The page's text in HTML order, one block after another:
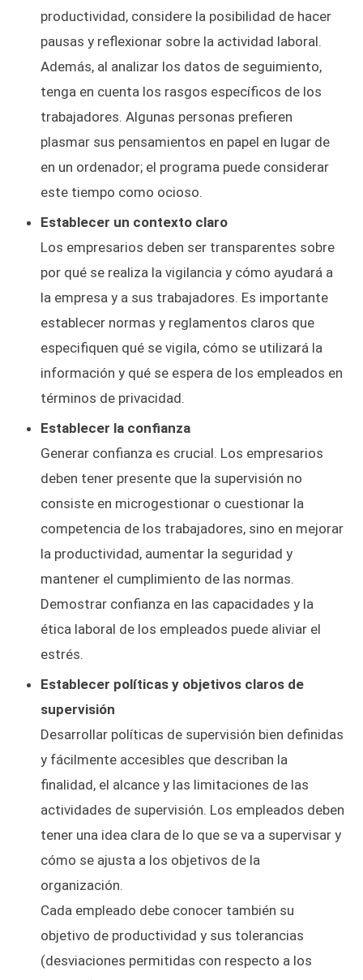
productividad, considere la posibilidad de hacer
pausas y reflexionar sobre la actividad laboral.
Además, al analizar los datos de seguimiento,
tenga en cuenta los rasgos específicos de los
trabajadores. Algunas personas prefieren
plasmar sus pensamientos en papel en lugar de
en un ordenador; el programa puede considerar
este tiempo como ocioso.
Establecer un contexto claro
Los empresarios deben ser transparentes sobre
por qué se realiza la vigilancia y cómo ayudará a
la empresa y a sus trabajadores. Es importante
establecer normas y reglamentos claros que
especifiquen qué se vigila, cómo se utilizará la
información y qué se espera de los empleados en
términos de privacidad.
Establecer la confianza
Generar confianza es crucial. Los empresarios
deben tener presente que la supervisión no
consiste en microgestionar o cuestionar la
competencia de los trabajadores, sino en mejorar
la productividad, aumentar la seguridad y
mantener el cumplimiento de las normas.
Demostrar confianza en las capacidades y la
ética laboral de los empleados puede aliviar el
estrés.
Establecer políticas y objetivos claros de
supervisión
Desarrollar políticas de supervisión bien definidas
y fácilmente accesibles que describan la
finalidad, el alcance y las limitaciones de las
actividades de supervisión. Los empleados deben
tener una idea clara de lo que se va a supervisar y
cómo se ajusta a los objetivos de la
organización.
Cada empleado debe conocer también su
objetivo de productividad y sus tolerancias
(desviaciones permitidas con respecto a los